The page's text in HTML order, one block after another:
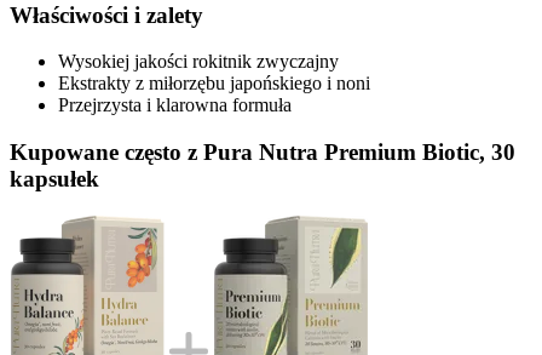
Właściwości i zalety
Wysokiej jakości rokitnik zwyczajny
Ekstrakty z miłorzębu japońskiego i noni
Przejrzysta i klarowna formuła
Kupowane często z Pura Nutra Premium Biotic, 30
kapsułek